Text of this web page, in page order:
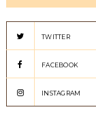
TWITTER
FACEBOOK
INSTAGRAM